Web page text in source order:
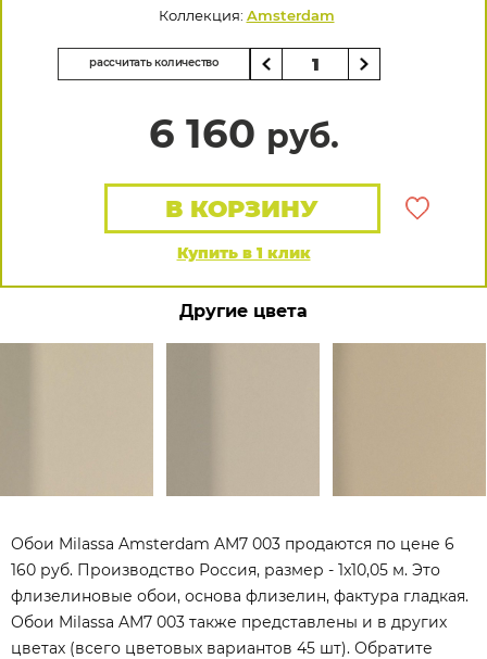
Коллекция: Amsterdam
рассчитать количество
6 160 руб.
Купить в 1 клик
В КОРЗИНУ
Другие цвета
Обои Milassa Amsterdam AM7 003 продаются по цене 6
160 руб. Производство Россия, размер - 1x10,05 м. Это
флизелиновые обои, основа флизелин, фактура гладкая.
Обои Milassa AM7 003 также представлены и в других
цветах (всего цветовых вариантов 45 шт). Обратите